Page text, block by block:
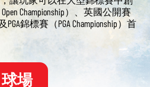
Championship）、英國公開賽
PGA錦標賽（PGA Championship）首
球場